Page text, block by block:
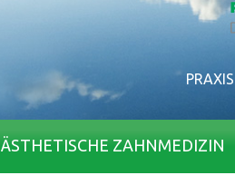
PRAXIS
ÄSTHETISCHE ZAHNMEDIZIN